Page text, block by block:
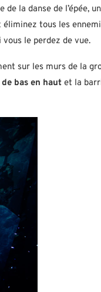
la danse de l’épée,
éliminez tous les
le perdez de vue.
sur les murs de la
bas en haut et la